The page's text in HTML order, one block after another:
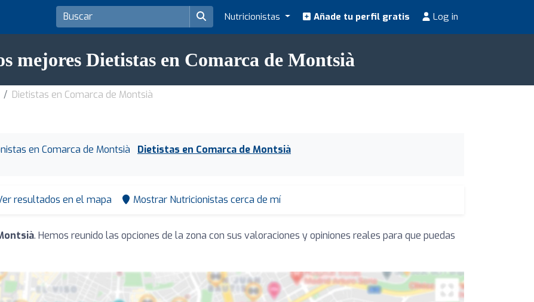
Nutricionistas Añade tu perfil gratis Log in
mejores Dietistas en Comarca de Montsià
Dietistas en Comarca de Montsià
en Comarca de Montsià Dietistas en Comarca de Montsià
resultados en el mapa Mostrar Nutricionistas cerca de mí
. Hemos reunido las opciones de la zona con sus valoraciones y opiniones reales para que puedas